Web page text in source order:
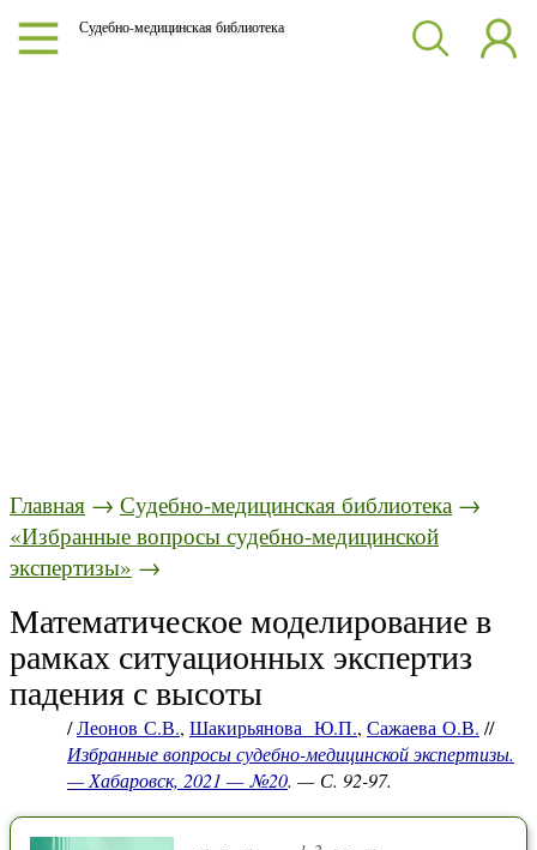
Судебно-медицинская библиотека
Главная → Судебно-медицинская библиотека →
«Избранные вопросы судебно-медицинской
экспертизы» →
Математическое моделирование в
рамках ситуационных экспертиз
падения с высоты
/Леонов С.В., Шакирьянова Ю.П., Сажаева О.В. //
Избранные вопросы судебно-медицинской экспертизы.
— Хабаровск, 2021 — №20. — С. 92-97.